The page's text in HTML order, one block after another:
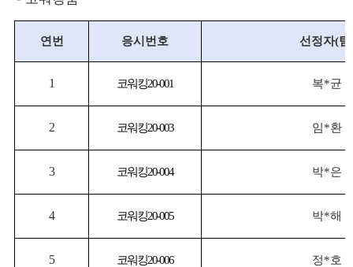
연번 응시번호 선정자(팀
1 코워킹20-001 복*균
2 코워킹20-003 임*환
3 코워킹20-004 박*은
4 코워킹20-005 박*해
5 코워킹20-006 정*호